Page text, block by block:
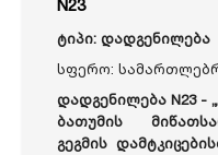
N23
ტიპი: დადგენილება
სფერო:
დადგენილება N23 -
ბათუმის
გეგმის